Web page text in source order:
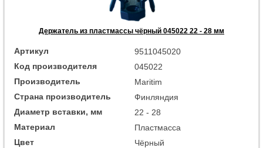
Держатель из пластмассы чёрный 045022 22 - 28 мм
Артикул
9511045020
Код производителя
045022
Производитель
Maritim
Страна производитель
Финляндия
Диаметр вставки, мм
22 ‑ 28
Материал
Пластмасса
Цвет
Чёрный